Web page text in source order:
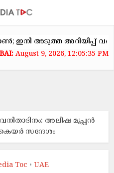
അടുത്ത അറിയിപ്പ് വരെ
August 9, 2026, 12:05:35 PM
വനിതാദിനം: അലീഷ മൂപ്പന്‍
സന്ദേശം
Toc • UAE